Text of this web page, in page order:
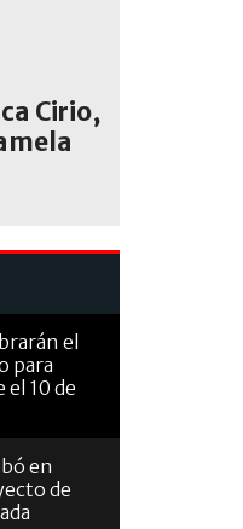
Cirio,
el
para
el 10 de
en
de